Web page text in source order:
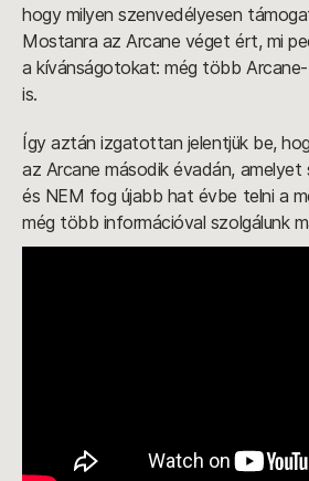
hogy milyen szenvedélyesen
Mostanra az Arcane véget ért, mi
a kívánságotokat: még több
is.
Így aztán izgatottan jelentjük be,
az Arcane második évadán, amelyet
és NEM fog újabb hat évbe telni a
még több információval szolgálunk